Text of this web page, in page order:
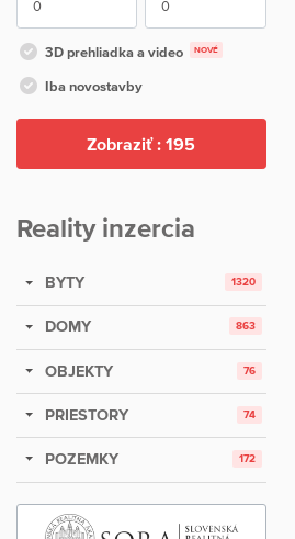
3D prehliadka a video NOVÉ
Iba novostavby
Zobraziť :195
Reality inzercia
BYTY 1320
DOMY 863
OBJEKTY 76
PRIESTORY 74
POZEMKY 172